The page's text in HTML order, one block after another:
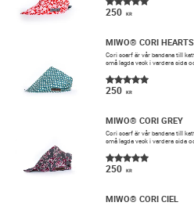
250 KR
MIWO® CORI
​Cori scarf är vår bandana till
små lagda veck i vardera sida
250 KR
MIWO® CORI GREY
​Cori scarf är vår bandana till
små lagda veck i vardera sida
250 KR
MIWO® CORI CIEL